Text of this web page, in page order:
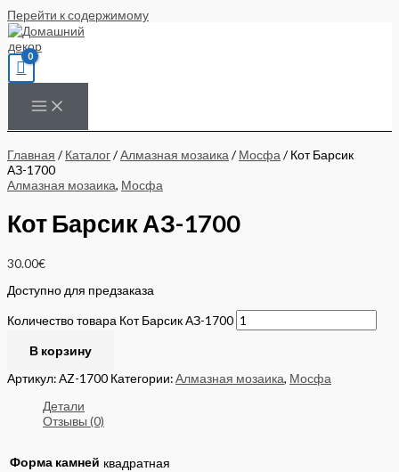
Перейти к содержимому
Главная / Каталог/Алмазная мозаика / Мосфа / Кот Барсик
АЗ-1700
Алмазная мозаика, Мосфа
Кот Барсик АЗ-1700
30.00€
Доступно для предзаказа
Количество товара Кот Барсик АЗ-1700
В корзину
Артикул:AZ-1700 Категории:Алмазная мозаика, Мосфа
Детали
Отзывы (0)
Форма камней квадратная